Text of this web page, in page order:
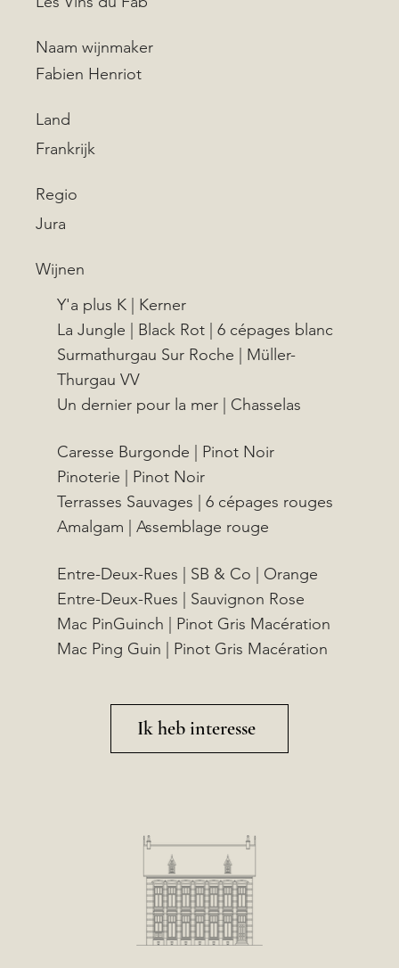
Naam wijnmaker
Fabien Henriot
Land
Frankrijk
Regio
Jura
Wijnen
Y'a plus K | Kerner
La Jungle | Black Rot | 6 cépages blanc
Surmathurgau Sur Roche | Müller-
Thurgau VV
Un dernier pour la mer | Chasselas
Caresse Burgonde | Pinot Noir
Pinoterie | Pinot Noir
Terrasses Sauvages | 6 cépages rouges
Amalgam | Assemblage rouge
Entre-Deux-Rues | SB & Co | Orange
Entre-Deux-Rues | Sauvignon Rose
Mac PinGuinch | Pinot Gris Macération
Mac Ping Guin | Pinot Gris Macération
Ik heb interesse